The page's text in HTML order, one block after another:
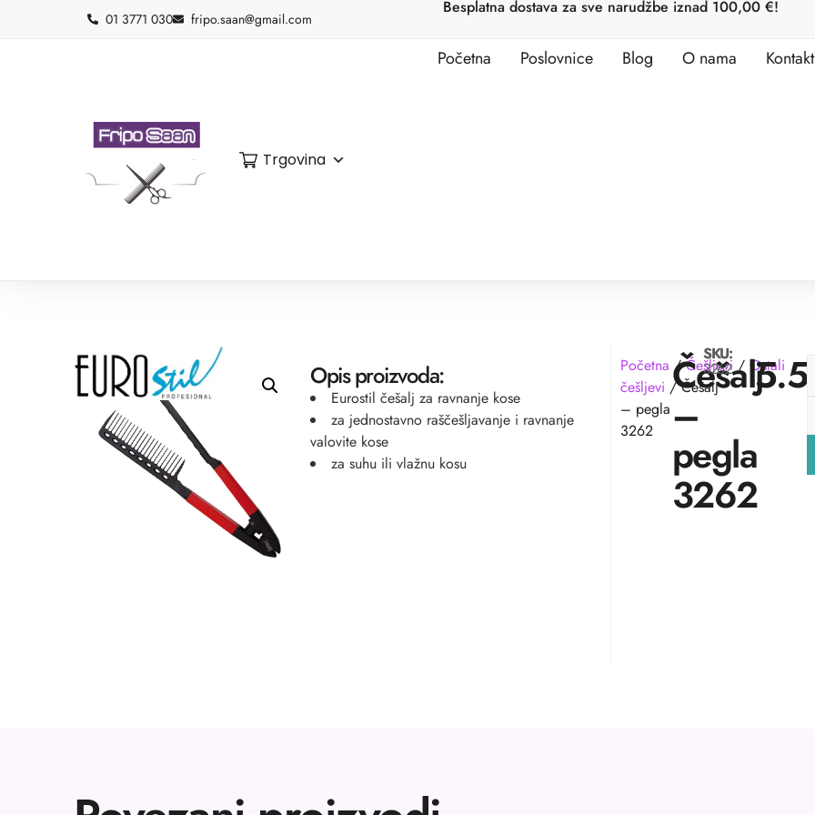
01 3771 030 fripo.saan@gmail.com
Besplatna dostava za sve narudžbe iznad 100,00 €!
Trgovina
Početna Poslovnice Blog O nama Kontakt
Opis proizvoda:
Eurostil češalj za ravnanje kose
za jednostavno raščešljavanje i ravnanje
valovite kose
za suhu ili vlažnu kosu
Početna /Češljevi/ Ostali
češljevi / Češalj
– pegla
3262
Češalj
–
pegla
3262
SKU:
3262